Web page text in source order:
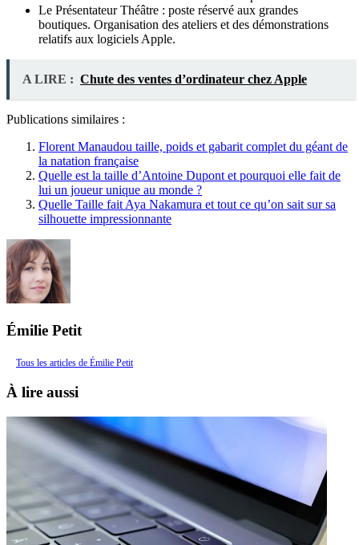
Le Présentateur Théâtre : poste réservé aux grandes
boutiques. Organisation des ateliers et des démonstrations
relatifs aux logiciels Apple.
A LIRE : Chute des ventes d’ordinateur chez Apple
Publications similaires :
Florent Manaudou taille, poids et gabarit complet du géant de
la natation française
Quelle est la taille d’Antoine Dupont et pourquoi elle fait de
lui un joueur unique au monde ?
Quelle Taille fait Aya Nakamura et tout ce qu’on sait sur sa
silhouette impressionnante
Émilie Petit
Tous les articles de Émilie Petit
À lire aussi